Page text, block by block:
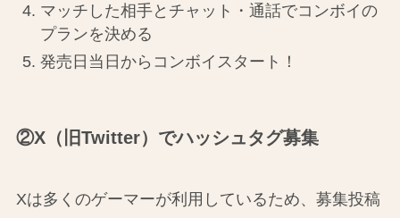
マッチした相手とチャット・通話でコンボイの
プランを決める
発売日当日からコンボイスタート！
②X（旧Twitter）でハッシュタグ募集
Xは多くのゲーマーが利用しているため、募集投稿